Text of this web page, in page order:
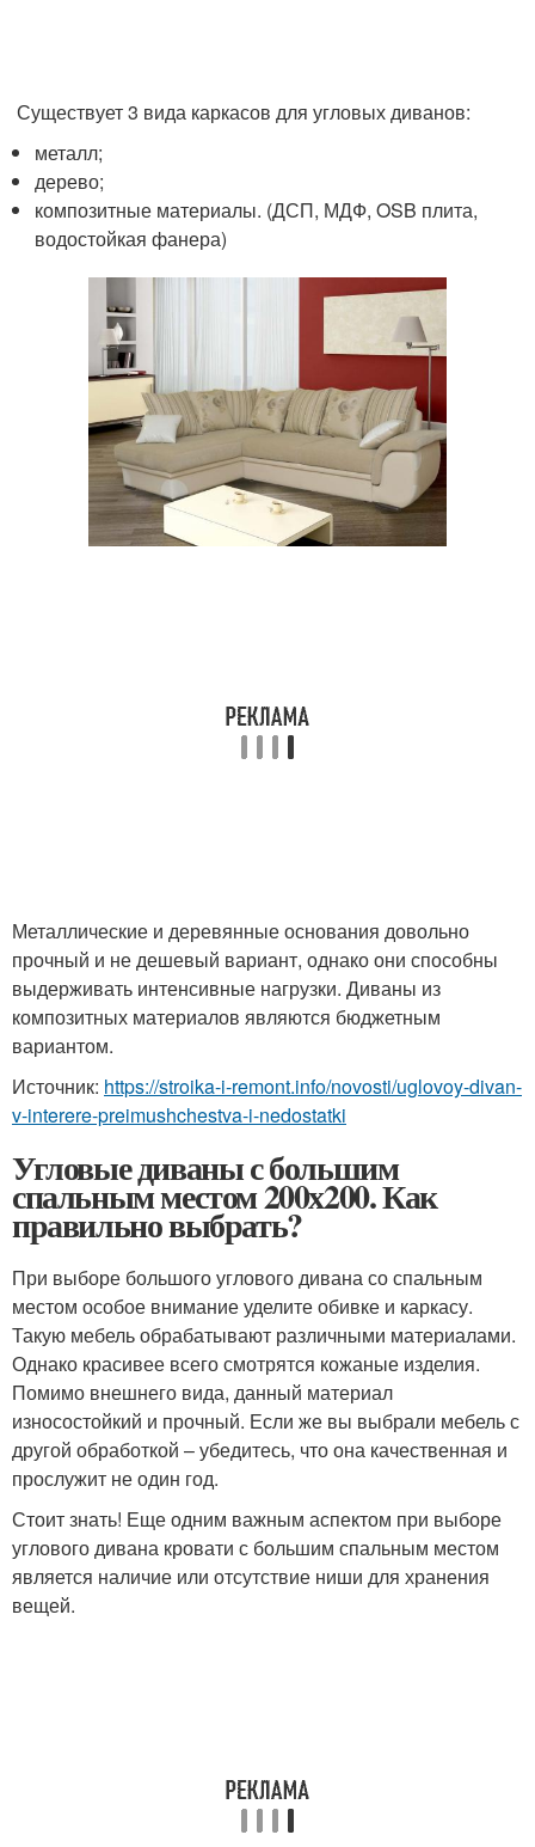
Существует 3 вида каркасов для угловых диванов:
металл;
дерево;
композитные материалы. (ДСП, МДФ, OSB плита,
водостойкая фанера)
Металлические и деревянные основания довольно
прочный и не дешевый вариант, однако они способны
выдерживать интенсивные нагрузки. Диваны из
композитных материалов являются бюджетным
вариантом.
Источник: https://stroika-i-remont.info/novosti/uglovoy-divan-
v-interere-preimushchestva-i-nedostatki
Угловые диваны с большим
спальным местом 200х200. Как
правильно выбрать?
При выборе большого углового дивана со спальным
местом особое внимание уделите обивке и каркасу.
Такую мебель обрабатывают различными материалами.
Однако красивее всего смотрятся кожаные изделия.
Помимо внешнего вида, данный материал
износостойкий и прочный. Если же вы выбрали мебель с
другой обработкой – убедитесь, что она качественная и
прослужит не один год.
Стоит знать! Еще одним важным аспектом при выборе
углового дивана кровати с большим спальным местом
является наличие или отсутствие ниши для хранения
вещей.